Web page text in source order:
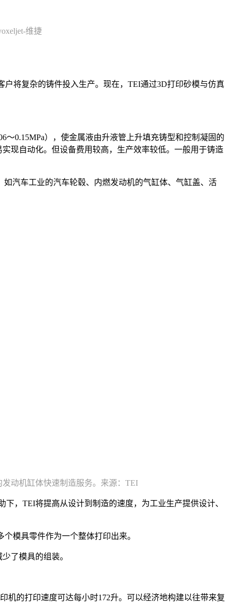
维捷
将复杂的铸件投入生产。现在，TEI通过3D打印砂模与仿真
0.15MPa），使金属液由升液管上升填充铸型和控制凝固的
现自动化。但设备费用较高，生产效率较低。一般用于铸造
汽车工业的汽车轮毂、内燃发动机的气缸体、气缸盖、活
发动机缸体快速制造服务。来源：TEI
下，TEI将提高从设计到制造的速度，为工业生产提供设计、
模具零件作为一个整体打印出来。
了模具的组装。
机的打印速度可达每小时172升。可以经济地构建以往带来复